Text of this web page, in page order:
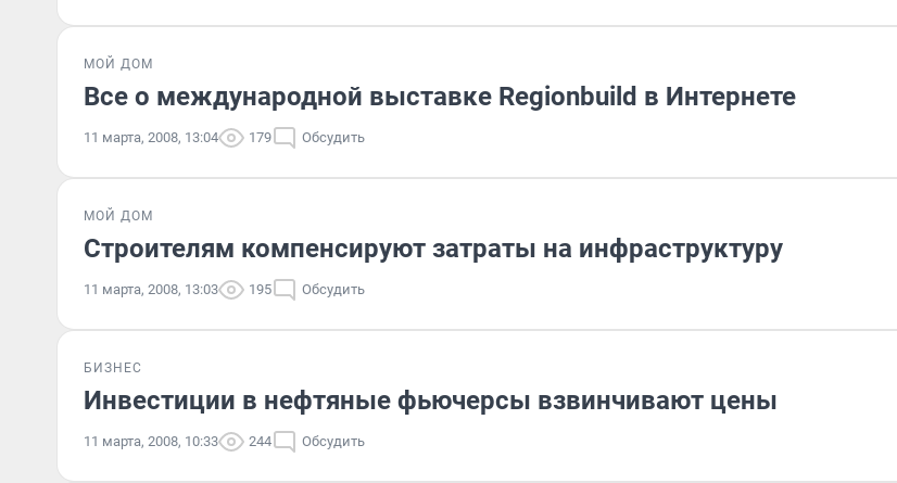
МОЙ ДОМ
Все о международной выставке Regionbuild в Интернете
11 марта, 2008, 13:04 179 Обсудить
МОЙ ДОМ
Строителям компенсируют затраты на инфраструктуру
11 марта, 2008, 13:03 195 Обсудить
БИЗНЕС
Инвестиции в нефтяные фьючерсы взвинчивают цены
11 марта, 2008, 10:33 244 Обсудить